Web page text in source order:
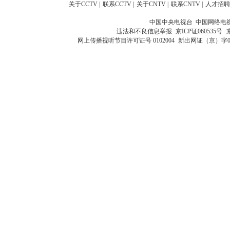
关于CCTV 联系CCTV 关于CNTV 联系CNTV 人才招聘
中国中央电视台 中国网络电
违法和不良信息举报 京ICP证060535号
网上传播视听节目许可证号 0102004 新出网证（京）